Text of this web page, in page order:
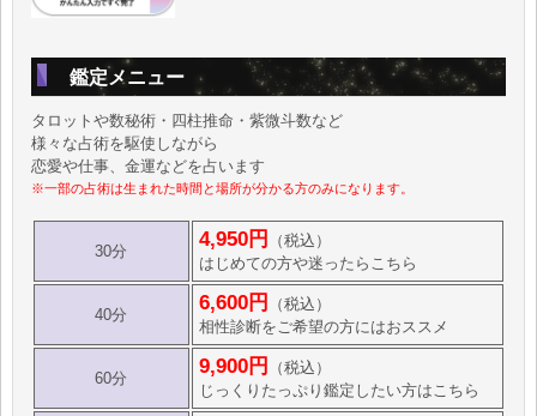
鑑定メニュー
タロットや数秘術・四柱推命・紫微斗数など
様々な占術を駆使しながら
恋愛や仕事、金運などを占います
※一部の占術は生まれた時間と場所が分かる方のみになります。
30分
4,950円
（税込）
はじめての方や迷ったらこちら
40分
6,600円
（税込）
相性診断をご希望の方にはおススメ
60分
9,900円
（税込）
じっくりたっぷり鑑定したい方はこちら